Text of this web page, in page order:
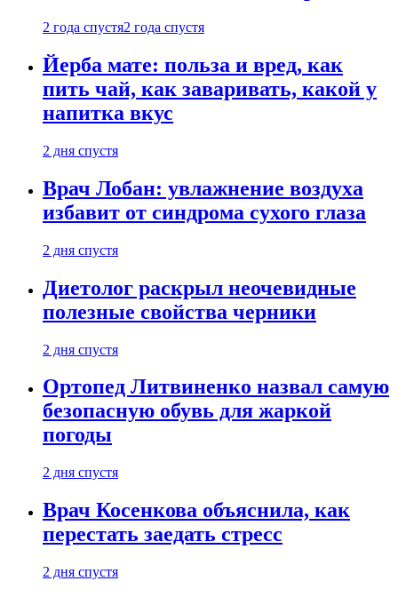
2 года спустя2 года спустя
Йерба мате: польза и вред, как
пить чай, как заваривать, какой у
напитка вкус
2 дня спустя
Врач Лобан: увлажнение воздуха
избавит от синдрома сухого глаза
2 дня спустя
Диетолог раскрыл неочевидные
полезные свойства черники
2 дня спустя
Ортопед Литвиненко назвал самую
безопасную обувь для жаркой
погоды
2 дня спустя
Врач Косенкова объяснила, как
перестать заедать стресс
2 дня спустя